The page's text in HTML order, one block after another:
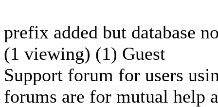
prefix added but database
(1 viewing) (1) Guest
Support forum for users
forums are for mutual help